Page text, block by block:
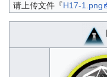
请上传文件『H17-1.png